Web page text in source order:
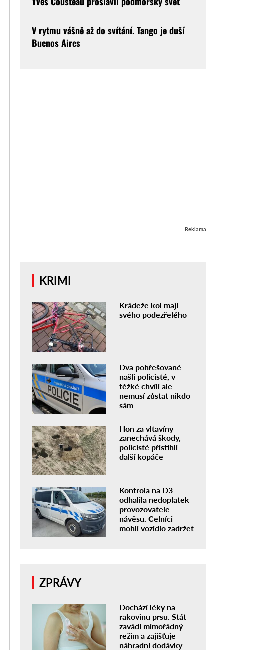
V rytmu vášně až do svítání. Tango je duší
Buenos Aires
Reklama
KRIMI
Krádeže kol mají
svého podezřelého
Dva pohřešované
našli policisté, v
těžké chvíli ale
nemusí zůstat nikdo
sám
Hon za vltavíny
zanechává škody,
policisté přistihli
další kopáče
Kontrola na D3
odhalila nedoplatek
provozovatele
návěsu. Celníci
mohli vozidlo zadržet
ZPRÁVY
Dochází léky na
rakovinu prsu. Stát
zavádí mimořádný
režim a zajišťuje
náhradní dodávky